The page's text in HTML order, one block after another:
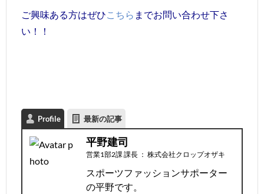
ご興味ある方はぜひこちら までお問い合わせ下さ
い！！
Profile 最新の記事
平野建司
営業1部2課 課長 ： 株式会社クロップオザキ
スポーツファッションサポーター
の平野です。